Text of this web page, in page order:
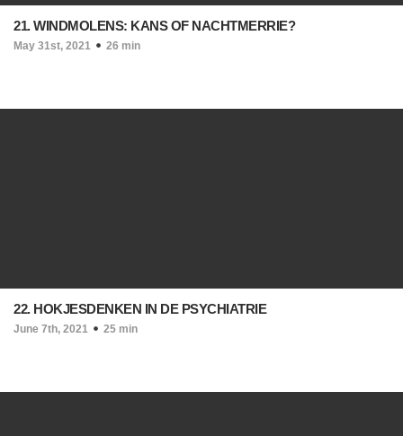
21. WINDMOLENS: KANS OF NACHTMERRIE?
May 31st, 2021 26 min
22. HOKJESDENKEN IN DE PSYCHIATRIE
June 7th, 2021 25 min